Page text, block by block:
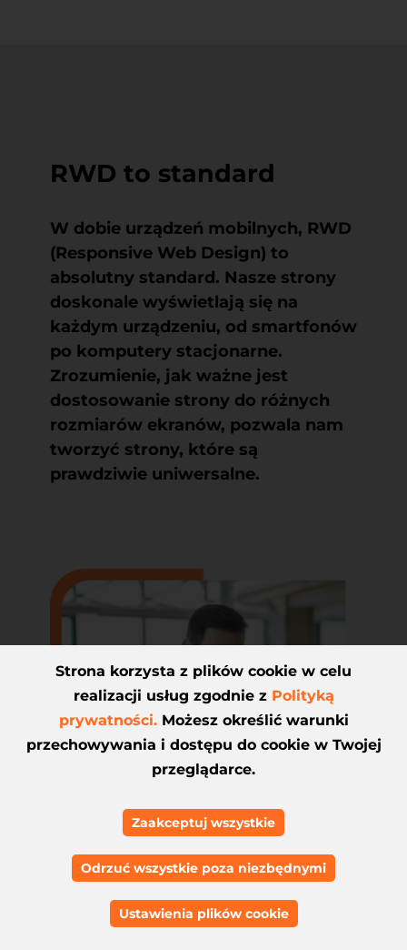
RWD to standard
W dobie urządzeń mobilnych, RWD
(Responsive Web Design) to
absolutny standard. Nasze strony
doskonale wyświetlają się na
każdym urządzeniu, od smartfonów
po komputery stacjonarne.
Zrozumienie, jak ważne jest
dostosowanie strony do różnych
rozmiarów ekranów, pozwala nam
tworzyć strony, które są
prawdziwie uniwersalne.
Strona korzysta z plików cookie w celu
realizacji usług zgodnie z Polityką
prywatności.Możesz określić warunki
przechowywania i dostępu do cookie w Twojej
przeglądarce.
Zaakceptuj wszystkie
Odrzuć wszystkie poza niezbędnymi
Ustawienia plików cookie